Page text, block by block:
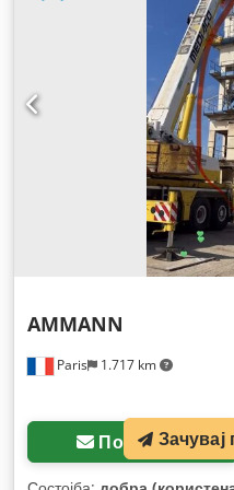
Paris 1.717 km
AMMANN
Побарајте